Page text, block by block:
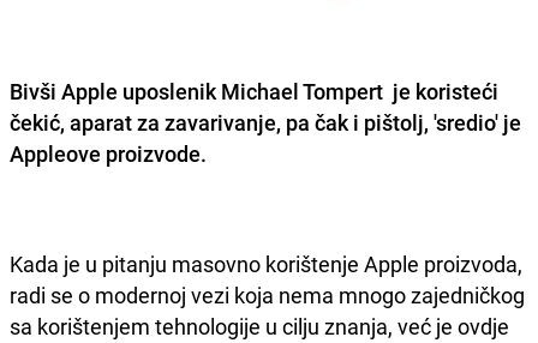
Bivši Apple uposlenik Michael Tompert je koristeći
čekić, aparat za zavarivanje, pa čak i pištolj, 'sredio' je
Appleove proizvode.
Kada je u pitanju masovno korištenje Apple proizvoda,
radi se o modernoj vezi koja nema mnogo zajedničkog
sa korištenjem tehnologije u cilju znanja, već je ovdje